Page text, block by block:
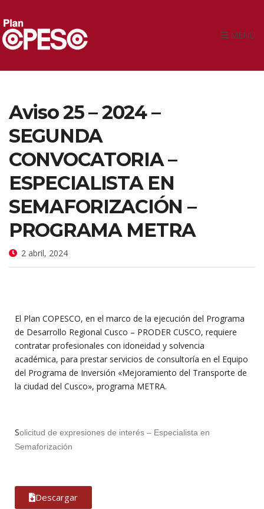
MENU
Aviso 25 – 2024 –
SEGUNDA
CONVOCATORIA –
ESPECIALISTA EN
SEMAFORIZACIÓN –
PROGRAMA METRA
2 abril, 2024
El Plan COPESCO, en el marco de la ejecución del Programa
de Desarrollo Regional Cusco – PRODER CUSCO, requiere
contratar profesionales con idoneidad y solvencia
académica, para prestar servicios de consultoría en el Equipo
del Programa de Inversión «Mejoramiento del Transporte de
la ciudad del Cusco», programa METRA.
Solicitud de expresiones de interés – Especialista en
Semaforización
Descargar